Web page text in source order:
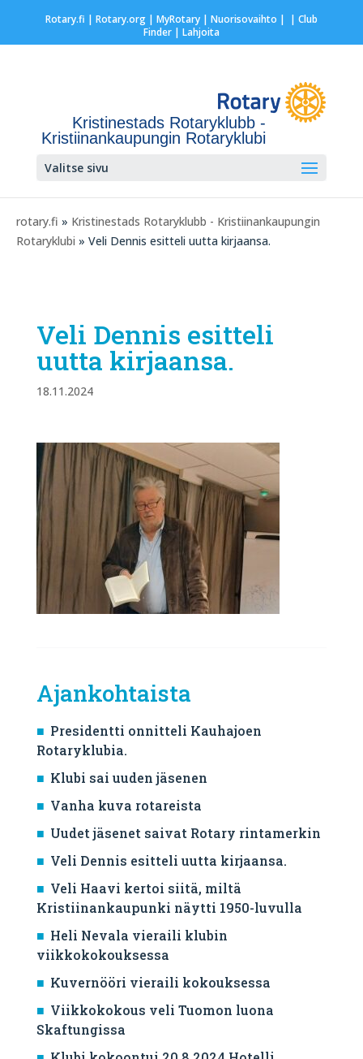
Rotary.fi | Rotary.org| MyRotary | Nuorisovaihto | | Club
Finder| Lahjoita
Kristinestads Rotaryklubb -
Kristiinankaupungin Rotaryklubi
Valitse sivu
rotary.fi » Kristinestads Rotaryklubb - Kristiinankaupungin
Rotaryklubi » Veli Dennis esitteli uutta kirjaansa.
Veli Dennis esitteli
uutta kirjaansa.
18.11.2024
Ajankohtaista
Presidentti onnitteli Kauhajoen
Rotaryklubia.
Klubi sai uuden jäsenen
Vanha kuva rotareista
Uudet jäsenet saivat Rotary rintamerkin
Veli Dennis esitteli uutta kirjaansa.
Veli Haavi kertoi siitä, miltä
Kristiinankaupunki näytti 1950-luvulla
Heli Nevala vieraili klubin
viikkokokouksessa
Kuvernööri vieraili kokouksessa
Viikkokokous veli Tuomon luona
Skaftungissa